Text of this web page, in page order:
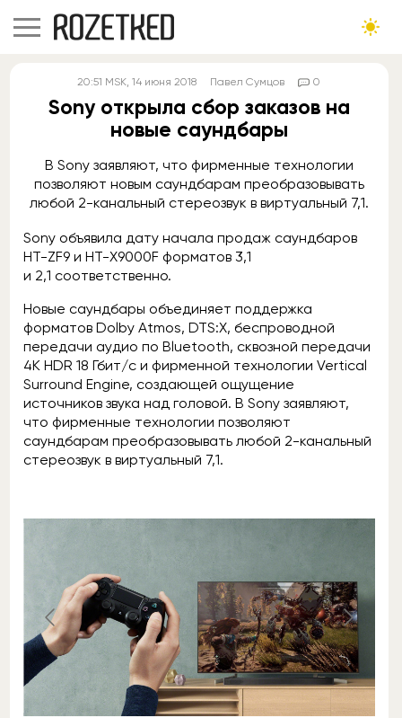
20:51 MSK, 14 июня 2018 Павел Сумцов 0
Sony открыла сбор заказов на
новые саундбары
В Sony заявляют, что фирменные технологии
позволяют новым саундбарам преобразовывать
любой 2-канальный стереозвук в виртуальный 7,1.
Sony объявила дату начала продаж саундбаров
HT-ZF9 и HT-X9000F форматов 3,1
и 2,1 соответственно.
Новые саундбары объединяет поддержка
форматов Dolby Atmos, DTS:X, беспроводной
передачи аудио по Bluetooth, сквозной передачи
4K HDR 18 Гбит/с и фирменной технологии Vertical
Surround Engine, создающей ощущение
источников звука над головой. В Sony заявляют,
что фирменные технологии позволяют
саундбарам преобразовывать любой 2-канальный
стереозвук в виртуальный 7,1.